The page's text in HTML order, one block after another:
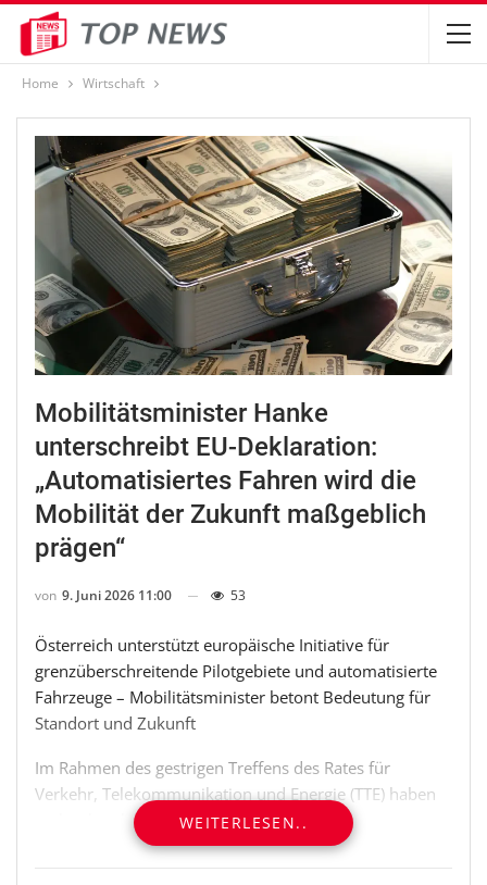
Home Wirtschaft
Mobilitätsminister Hanke
unterschreibt EU-Deklaration:
„Automatisiertes Fahren wird die
Mobilität der Zukunft maßgeblich
prägen“
von 9. Juni 2026 11:00 53
Österreich unterstützt europäische Initiative für
grenzüberschreitende Pilotgebiete und automatisierte
Fahrzeuge – Mobilitätsminister betont Bedeutung für
Standort und Zukunft
Im Rahmen des gestrigen Treffens des Rates für
Verkehr, Telekommunikation und Energie (TTE) haben
mehr als zehn EU-Mitgliedstaaten, darunter
Deutschland, Ungarn und Tschechien, eine
gemeinsame Absichtserklärung zur Weiterentwicklung
WEITERLESEN..